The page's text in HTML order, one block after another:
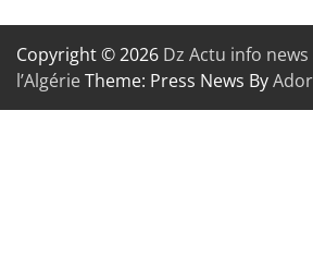
Copyright © 2026 Dz Actu info
l’AlgérieTheme: Press News By